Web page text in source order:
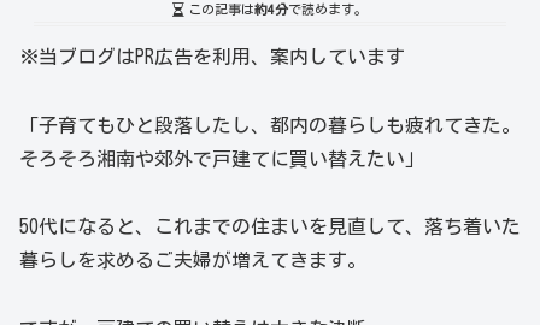
この記事は約4分で読めます。
※当ブログはPR広告を利用、案内しています
「子育てもひと段落したし、都内の暮らしも疲れてきた。
そろそろ湘南や郊外で戸建てに買い替えたい」
50代になると、これまでの住まいを見直して、落ち着いた
暮らしを求めるご夫婦が増えてきます。